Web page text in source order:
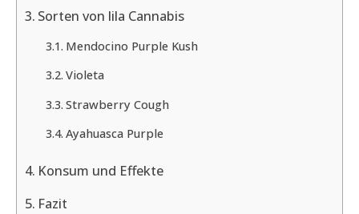
Sorten von lila Cannabis
Mendocino Purple Kush
Violeta
Strawberry Cough
Ayahuasca Purple
Konsum und Effekte
Fazit